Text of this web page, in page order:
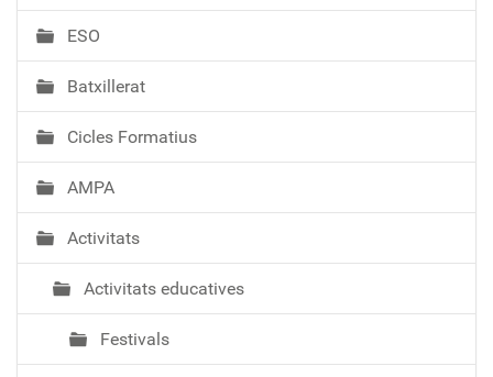
a
c
ó
ESO
Batxillerat
Cicles Formatius
AMPA
Activitats
Activitats educatives
Festivals